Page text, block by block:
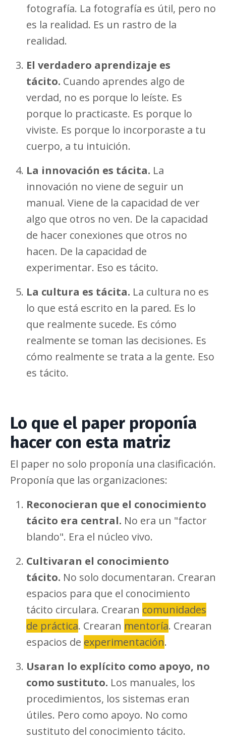
fotografía. La fotografía es útil, pero no
es la realidad. Es un rastro de la
realidad.
El verdadero aprendizaje es
tácito. Cuando aprendes algo de
verdad, no es porque lo leíste. Es
porque lo practicaste. Es porque lo
viviste. Es porque lo incorporaste a tu
cuerpo, a tu intuición.
La innovación es tácita. La
innovación no viene de seguir un
manual. Viene de la capacidad de ver
algo que otros no ven. De la capacidad
de hacer conexiones que otros no
hacen. De la capacidad de
experimentar. Eso es tácito.
La cultura es tácita. La cultura no es
lo que está escrito en la pared. Es lo
que realmente sucede. Es cómo
realmente se toman las decisiones. Es
cómo realmente se trata a la gente. Eso
es tácito.
Lo que el paper proponía
hacer con esta matriz
El paper no solo proponía una clasificación.
Proponía que las organizaciones:
Reconocieran que el conocimiento
tácito era central. No era un "factor
blando". Era el núcleo vivo.
Cultivaran el conocimiento
tácito. No solo documentaran. Crearan
espacios para que el conocimiento
tácito circulara. Crearan comunidades
de práctica. Crearan mentoría. Crearan
espacios de experimentación.
Usaran lo explícito como apoyo, no
como sustituto. Los manuales, los
procedimientos, los sistemas eran
útiles. Pero como apoyo. No como
sustituto del conocimiento tácito.